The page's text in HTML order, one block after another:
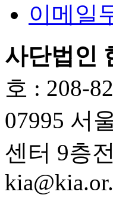
이메일
사단법인
호 : 208-
07995 서
센터 9층